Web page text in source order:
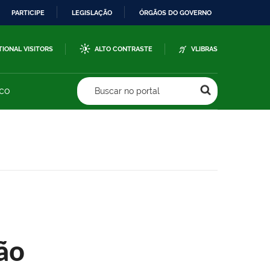
PARTICIPE LEGISLAÇÃO ÓRGÃOS DO GOVERNO
VISITORS ALTO CONTRASTE VLIBRAS
Buscar no portal